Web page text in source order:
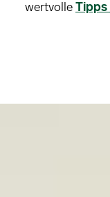
wertvolleTipps